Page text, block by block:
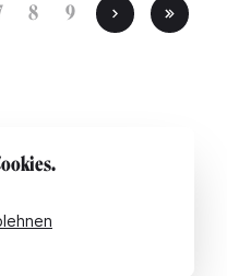
8 9
uns